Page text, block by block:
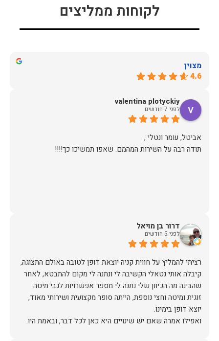
לקוחות ממליצים
מצוין
4.6
valentina plotyckiy
לפני 7 חודשים
תודה רבה על השירות המהמם. שאפו תמשיכו כך!!!!
דרור בן מויאל
לפני 5 חודשים
רציתי להמליץ על חווית קניה יוצאת דופן לטובה באולם התצוגה,
קיבלה אותי נטאלי הקשיבה לי ונתנה לי מקום להתבטא, לאחר
שהבינה מה הכיוון שלי נתנה לי מספר אפשרויות לגבי מיטה
זוגית ומיטה וחצי נוספת, הייתה סופר מקצועית ושירותי מאוד,